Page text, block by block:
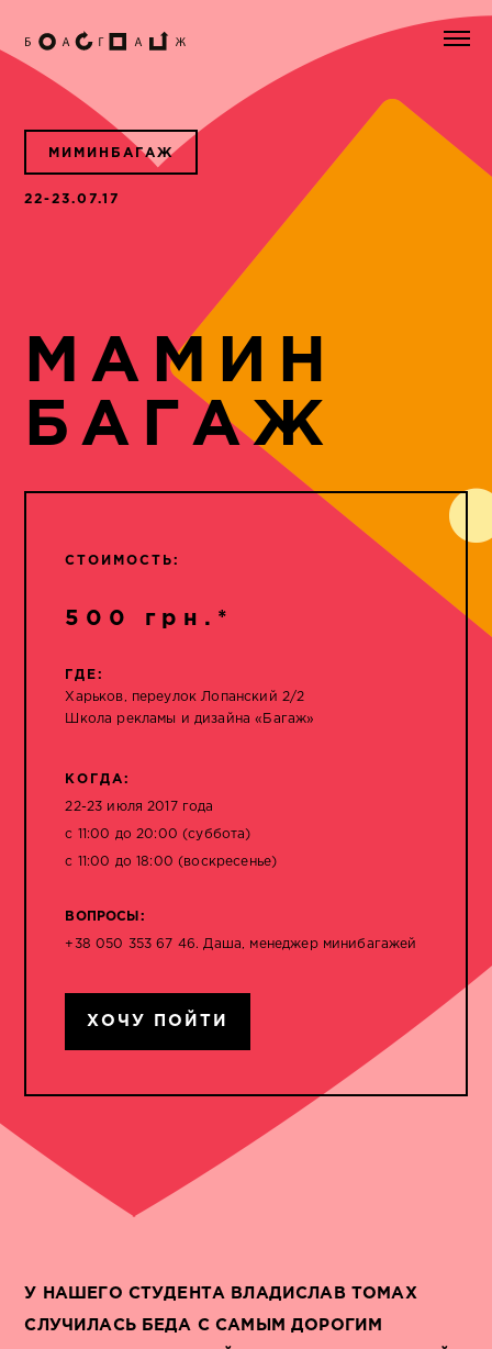
МИМИНБАГАЖ
22-23.07.17
МАМИН
БАГАЖ
СТОИМОСТЬ:
500 грн.*
ГДЕ:
Харьков, переулок Лопанский 2/2
Школа рекламы и дизайна «Багаж»
КОГДА:
22-23 июля 2017 года
с 11:00 до 20:00 (суббота)
с 11:00 до 18:00 (воскресенье)
ВОПРОСЫ:
+38 050 353 67 46. Даша, менеджер минибагажей
ХОЧУ ПОЙТИ
У НАШЕГО СТУДЕНТА ВЛАДИСЛАВ ТОМАХ
СЛУЧИЛАСЬ БЕДА С САМЫМ ДОРОГИМ